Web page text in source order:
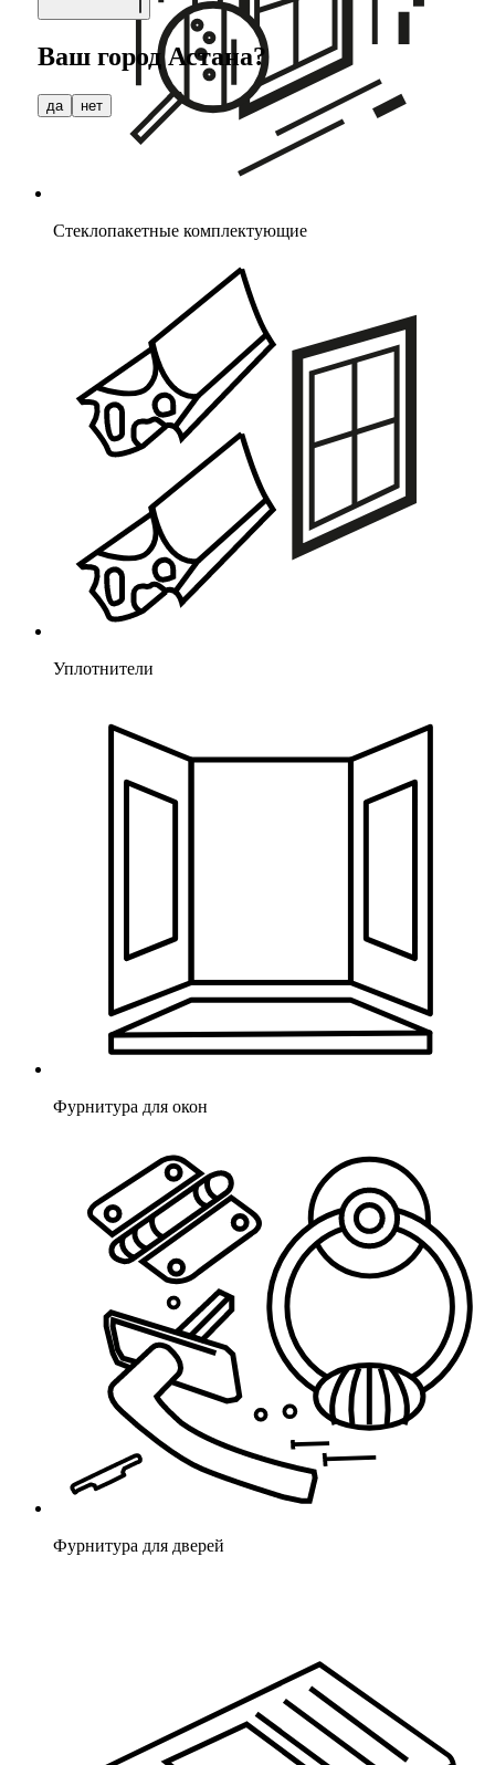
Стеклопакетные комплектующие
Уплотнители
Фурнитура для окон
Фурнитура для дверей
Ваш городАстана?
да нет